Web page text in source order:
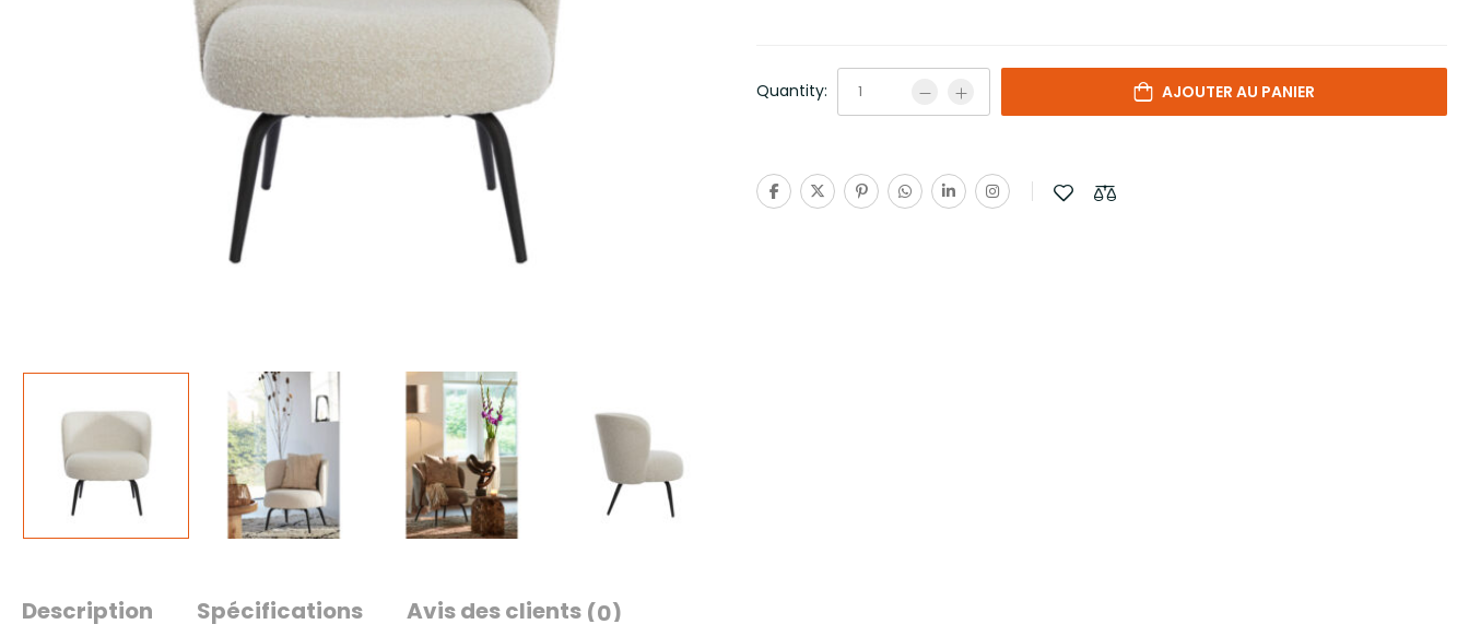
Quantity: AJOUTER AU PANIER
Description Spécifications Avis des clients (0)